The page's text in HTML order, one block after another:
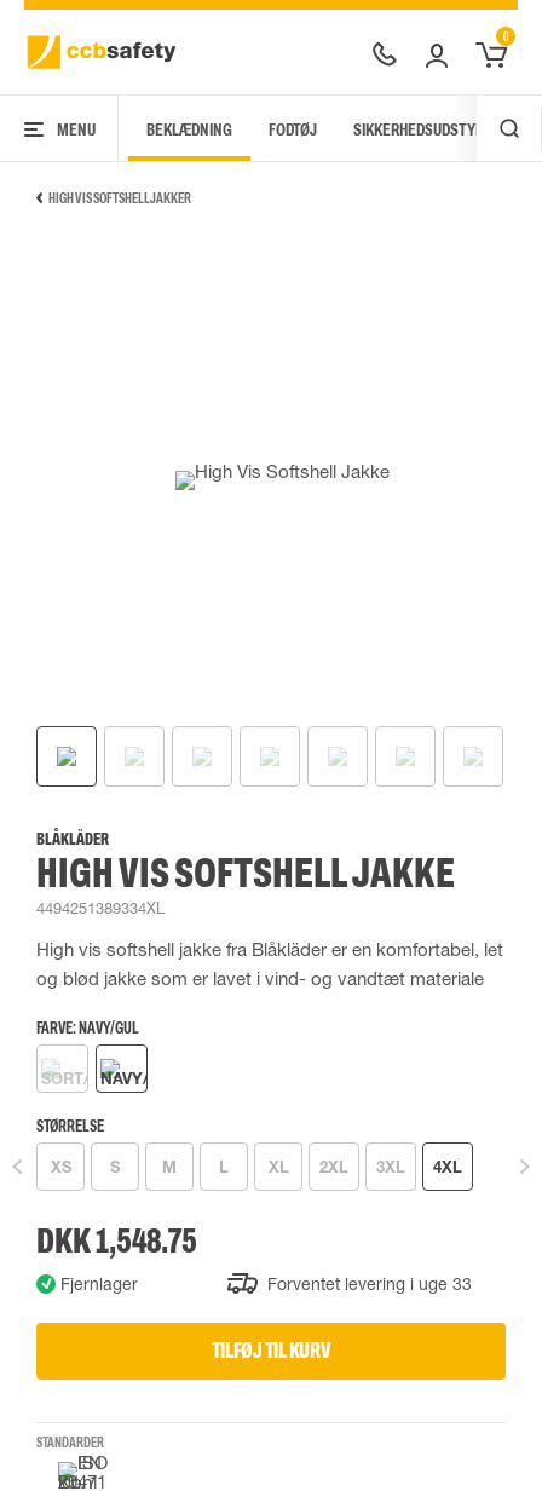
0
MENU BEKLÆDNING FODTØJ SIKKERHEDSUDSTYR
HIGH VIS SOFTSHELLJAKKER
BLÅKLÄDER
HIGH VIS SOFTSHELL JAKKE
4494251389334XL
High vis softshell jakke fra Blåkläder er en komfortabel, let
og blød jakke som er lavet i vind- og vandtæt materiale
FARVE: NAVY/GUL
STØRRELSE
XS S M L XL 2XL 3XL 4XL
DKK 1,548.75
Fjernlager Forventet levering i uge 33
TILFØJ TIL KURV
STANDARDER